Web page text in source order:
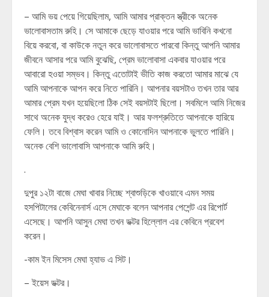
– আমি ভয় পেয়ে গিয়েছিলাম, আমি আমার প্রাক্তন স্ত্রীকে অনেক
ভালোবাসতাম রুহি। সে আমাকে ছেড়ে যাওয়ার পরে আমি ভাবিনি কখনো
বিয়ে করবো, বা কাউকে নতুন করে ভালোবাসতে পারবো কিন্তু আপনি আমার
জীবনে আসার পরে আমি বুঝেছি, প্রেম ভালোবাসা একবার যাওয়ার পরে
আবারো হওয়া সম্ভব। কিন্তু এতোটাই ভীতি কাজ করতো আমার মাঝে যে
আমি আপনাকে আপন করে নিতে পারিনি। আপনার বয়সটাও তখন তার আর
আমার প্রেম যখন হয়েছিলো ঠিক সেই বয়সটাই ছিলো। সবমিলে আমি নিজের
সাথে অনেক যুদ্ধ করেও হেরে যাই। আর ফলশ্রুতিতে আপনাকে হারিয়ে
ফেলি। তবে বিশ্বাস করেন আমি ও কোনোদিন আপনাকে ভুলতে পারিনি।
অনেক বেশি ভালোবাসি আপনাকে আমি রুহি।
.
দুপুর ১২টা বাজে মেঘা খাবার নিচ্ছে শ্বাশুড়িকে খাওয়াবে এমন সময়
হসপিটালের কেবিনেনার্স এসে মেঘাকে বলেন আপনার পেশেন্ট এর রিপোর্ট
এসেছে। আপনি আসুন মেঘা তখন ডক্টর হিল্লোল এর কেবিনে প্রবেশ
করেন।
-কাম ইন মিসেস মেঘা হ্যাভ এ সিট।
– ইয়েস ডক্টর।